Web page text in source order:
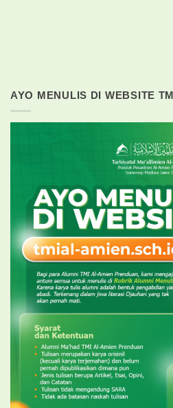
AYO MENULIS DI WEBSITE TMI